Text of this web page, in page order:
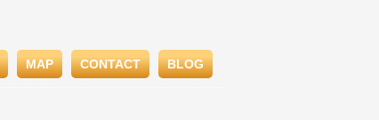
MAP CONTACT BLOG